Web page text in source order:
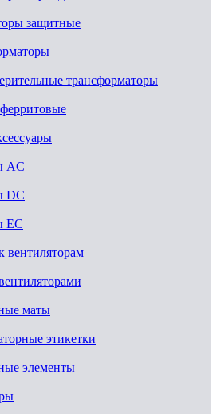
защитные
трансформаторы
AC
DC
EC
вентиляторам
маты
этикетки
элементы